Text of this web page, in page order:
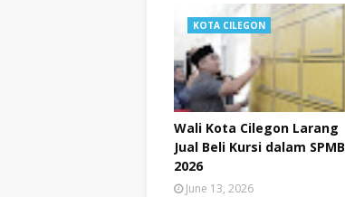
KOTA CILEGON
Wali Kota Cilegon Larang
Jual Beli Kursi dalam SPMB
2026
June 13, 2026